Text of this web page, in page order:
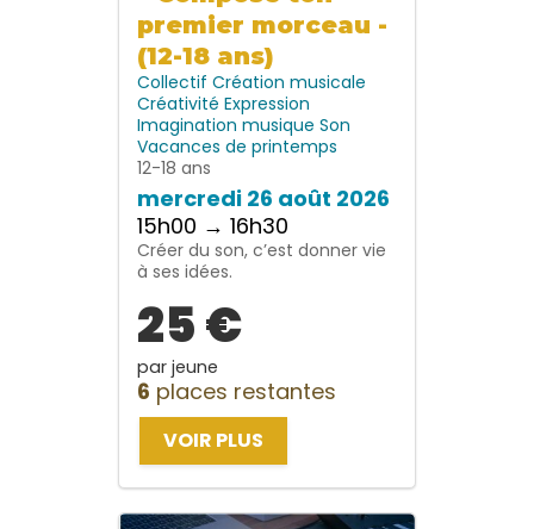
premier morceau -
(12-18 ans)
Collectif Création musicale
Créativité Expression
Imagination musique Son
Vacances de printemps
12-18 ans
mercredi 26 août 2026
15h00 → 16h30
Créer du son, c’est donner vie
à ses idées.
25 €
par jeune
6 places restantes
VOIR PLUS